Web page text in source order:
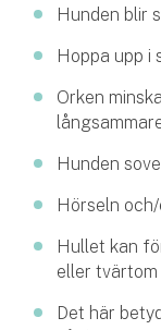
Hunden blir
Hoppa upp i
Orken
Hunden
Hörseln
Hullet kan
eller tvärtom
Det här